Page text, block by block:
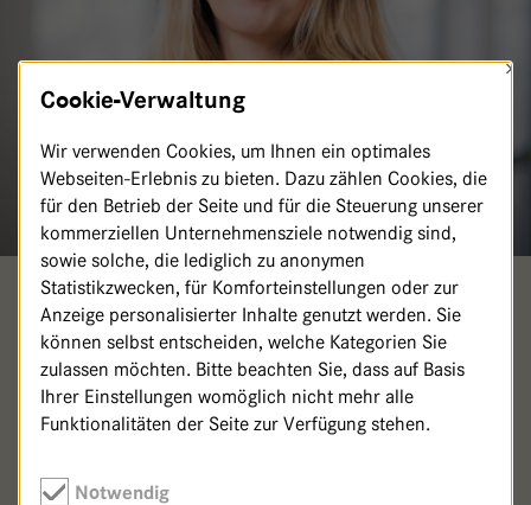
BRITTA JARUSCHEWITZ
Sekretariat der Pflegedienstleitung
030/365 01-150
Cookie-Verwaltung
×
Wir verwenden Cookies, um Ihnen ein optimales
Webseiten-Erlebnis zu bieten. Dazu zählen Cookies, die
für den Betrieb der Seite und für die Steuerung unserer
kommerziellen Unternehmensziele notwendig sind,
sowie solche, die lediglich zu anonymen
Statistikzwecken, für Komforteinstellungen oder zur
Anzeige personalisierter Inhalte genutzt werden. Sie
können selbst entscheiden, welche Kategorien Sie
zulassen möchten. Bitte beachten Sie, dass auf Basis
Ihrer Einstellungen womöglich nicht mehr alle
Funktionalitäten der Seite zur Verfügung stehen.
Notwendig